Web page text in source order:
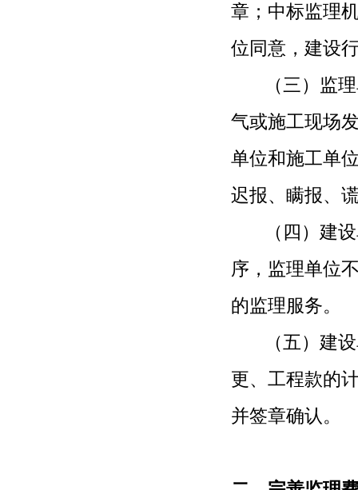
章；中标监理
位同意，建设
（三）监理
气或施工现场
单位和施工单
迟报、瞒报、
（四）建设
序，监理单位
的监理服务。
（五）建设
更、工程款的
并签章确认。